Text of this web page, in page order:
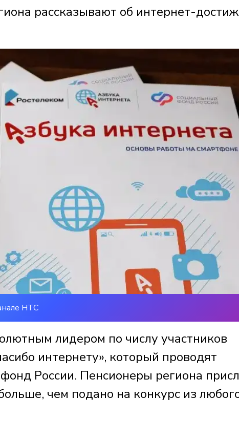
рассказывают об интернет-
НТС
лидером по числу участников
интернету», который проводят
России. Пенсионеры региона
чем подано на конкурс из